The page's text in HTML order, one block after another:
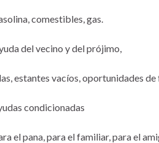
comestibles, gas.
del vecino y del prójimo,
estantes vacíos, oportunidades
condicionadas
el pana, para el familiar, para el